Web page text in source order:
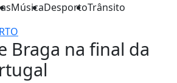
MúsicaDesportoTrânsito
Braga na final da